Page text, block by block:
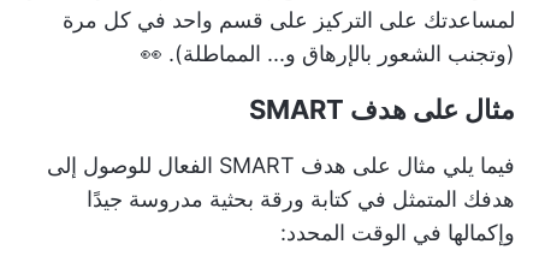
لمساعدتك على التركيز على قسم واحد في كل مرة
(وتجنب الشعور بالإرهاق و... المماطلة). 👀
مثال على هدف SMART
فيما يلي مثال على هدف SMART الفعال للوصول إلى
هدفك المتمثل في كتابة ورقة بحثية مدروسة جيدًا
وإكمالها في الوقت المحدد: